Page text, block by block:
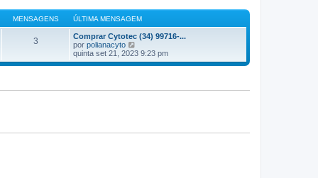
MENSAGENS ÚLTIMA MENSAGEM
3
Comprar Cytotec (34) 99716-...
por polianacyto
e
j
quinta set 21, 2023 9:23 pm